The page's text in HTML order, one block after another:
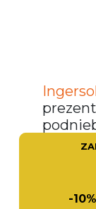
Nie
musi
-